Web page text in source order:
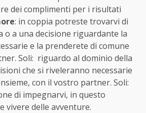
dei complimenti per i risultati
: in coppia potreste trovarvi di
o a una decisione riguardante la
e la prenderete di comune
Soli: riguardo al dominio della
che si riveleranno necessarie
con il vostro partner. Soli:
di impegnarvi, in questo
vivere delle avventure.